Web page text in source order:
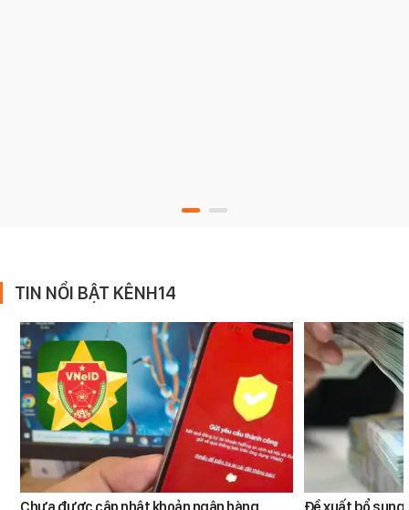
TIN NỔI BẬT KÊNH14
Chưa được cập nhật khoản ngân hàng
Đề xuất bổ